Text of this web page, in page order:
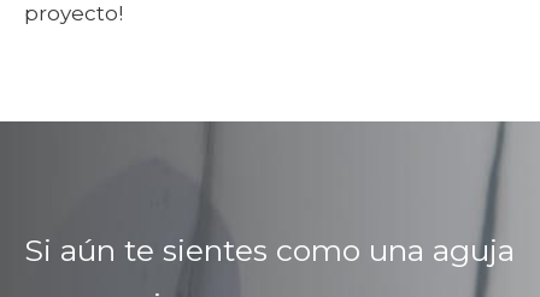
proyecto!
Si aún te sientes como una aguja